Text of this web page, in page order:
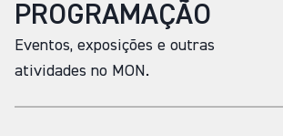
PROGRAMAÇÃO
Eventos, exposições e outras
atividades no MON.